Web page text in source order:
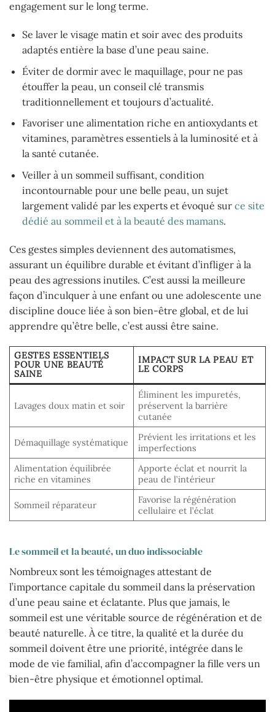
engagement sur le long terme.
Se laver le visage matin et soir avec des produits
adaptés entière la base d’une peau saine.
Éviter de dormir avec le maquillage, pour ne pas
étouffer la peau, un conseil clé transmis
traditionnellement et toujours d’actualité.
Favoriser une alimentation riche en antioxydants et
vitamines, paramètres essentiels à la luminosité et à
la santé cutanée.
Veiller à un sommeil suffisant, condition
incontournable pour une belle peau, un sujet
largement validé par les experts et évoqué sur ce site
dédié au sommeil et à la beauté des mamans.
Ces gestes simples deviennent des automatismes,
assurant un équilibre durable et évitant d’infliger à la
peau des agressions inutiles. C’est aussi la meilleure
façon d’inculquer à une enfant ou une adolescente une
discipline douce liée à son bien-être global, et de lui
apprendre qu’être belle, c’est aussi être saine.
GESTES ESSENTIELS
POUR UNE BEAUTÉ
SAINE
IMPACT SUR LA PEAU ET
LE CORPS
Lavages doux matin et soir
Éliminent les impuretés,
préservent la barrière
cutanée
Démaquillage systématique
Prévient les irritations et les
imperfections
Alimentation équilibrée
riche en vitamines
Apporte éclat et nourrit la
peau de l’intérieur
Sommeil réparateur
Favorise la régénération
cellulaire et l’éclat
Le sommeil et la beauté, un duo indissociable
Nombreux sont les témoignages attestant de
l’importance capitale du sommeil dans la préservation
d’une peau saine et éclatante. Plus que jamais, le
sommeil est une véritable source de régénération et de
beauté naturelle. À ce titre, la qualité et la durée du
sommeil doivent être une priorité, intégrée dans le
mode de vie familial, afin d’accompagner la fille vers un
bien-être physique et émotionnel optimal.